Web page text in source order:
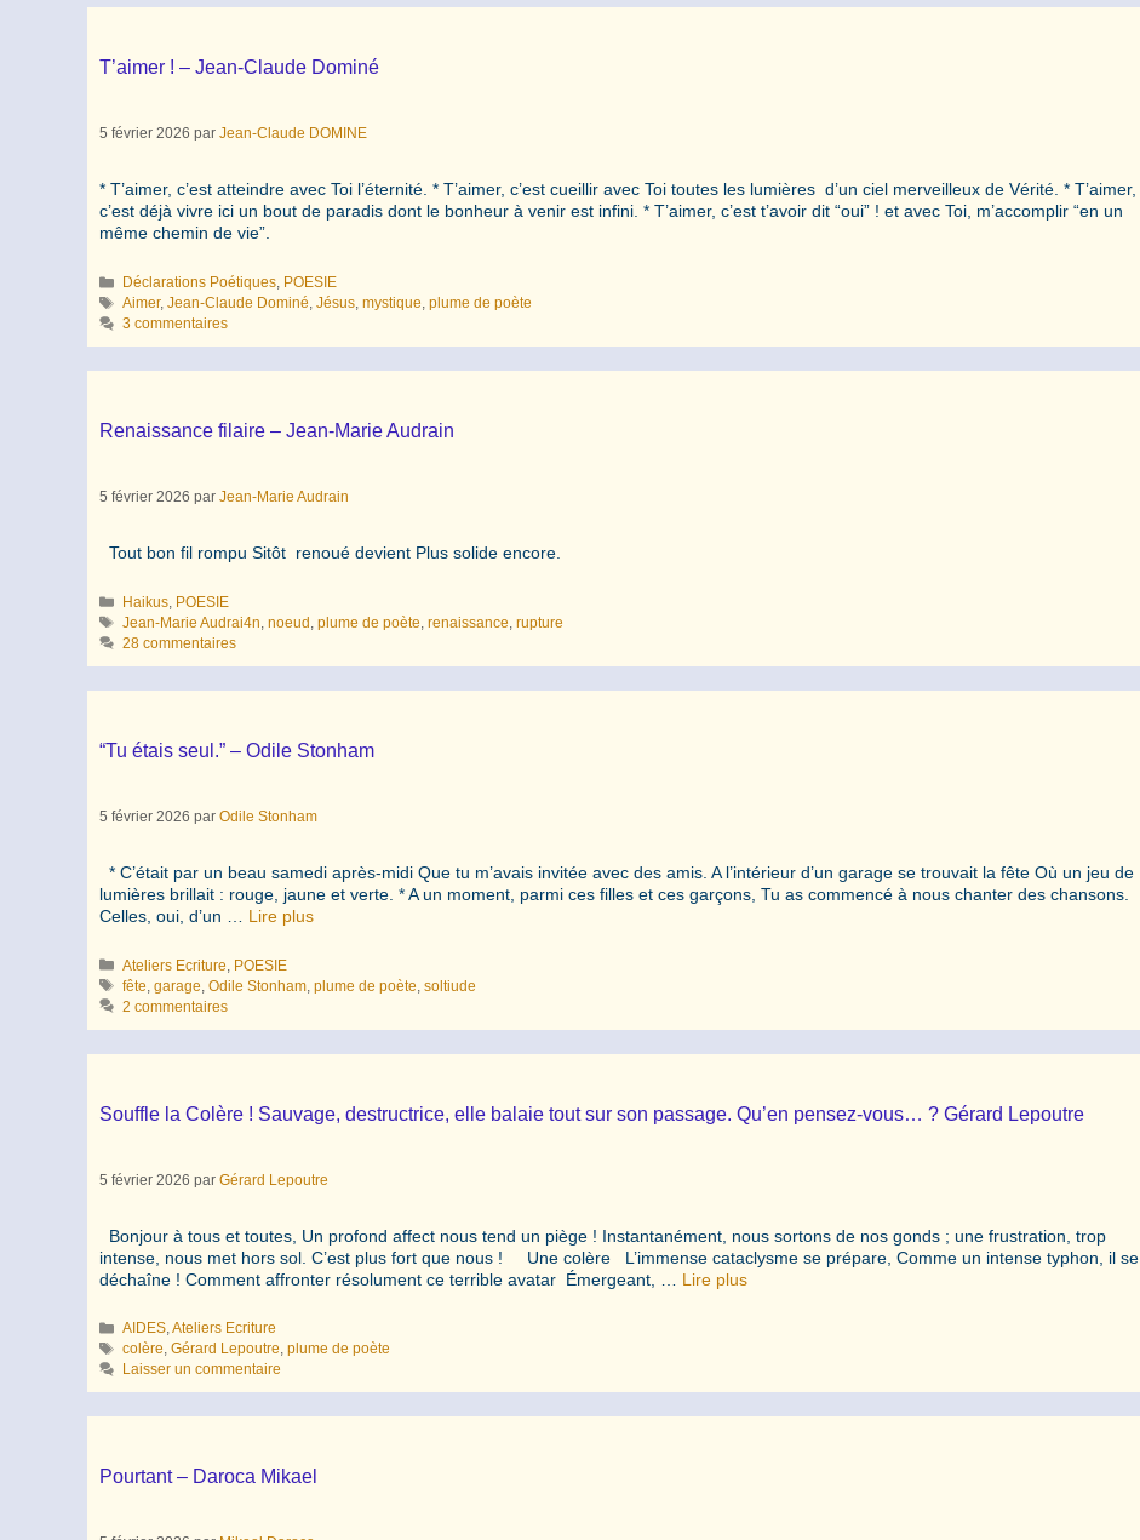
T’aimer ! – Jean-Claude Dominé
5 février 2026 par Jean-Claude DOMINE
* T’aimer, c’est atteindre avec Toi l’éternité. * T’aimer, c’est cueillir avec Toi toutes les lumières d’un ciel merveilleux de Vérité. * T’aimer,
c’est déjà vivre ici un bout de paradis dont le bonheur à venir est infini. * T’aimer, c’est t’avoir dit “oui” ! et avec Toi, m’accomplir “en un
même chemin de vie”.
Catégories
Déclarations Poétiques, POESIE
Étiquettes
Aimer,Jean-Claude Dominé,Jésus,mystique,plume de poète
3 commentaires
Renaissance filaire – Jean-Marie Audrain
5 février 2026 par Jean-Marie Audrain
Tout bon fil rompu Sitôt renoué devient Plus solide encore.
Catégories
Haikus, POESIE
Étiquettes
Jean-Marie Audrai4n,noeud ,plume de poète,renaissance,rupture
28 commentaires
“Tu étais seul.” – Odile Stonham
5 février 2026 par Odile Stonham
* C’était par un beau samedi après-midi Que tu m’avais invitée avec des amis. A l’intérieur d’un garage se trouvait la fête Où un jeu de
lumières brillait : rouge, jaune et verte. * A un moment, parmi ces filles et ces garçons, Tu as commencé à nous chanter des chansons.
Celles, oui, d’un … Lire plus
Catégories
Ateliers Ecriture POESIE
Étiquettes
fête ,garage ,Odile Stonham ,plume de poète ,soltiude
2 commentaires
Souffle la Colère ! Sauvage, destructrice, elle balaie tout sur son passage. Qu’en pensez-vous… ? Gérard Lepoutre
5 février 2026 par Gérard Lepoutre
Bonjour à tous et toutes, Un profond affect nous tend un piège ! Instantanément, nous sortons de nos gonds ; une frustration, trop
intense, nous met hors sol. C’est plus fort que nous ! Une colère L’immense cataclysme se prépare, Comme un intense typhon, il se
déchaîne ! Comment affronter résolument ce terrible avatar Émergeant, … Lire plus
Catégories
AIDES,Ateliers Ecriture
Étiquettes
colère,Gérard Lepoutre,plume de poète
Laisser un commentaire
Pourtant – Daroca Mikael